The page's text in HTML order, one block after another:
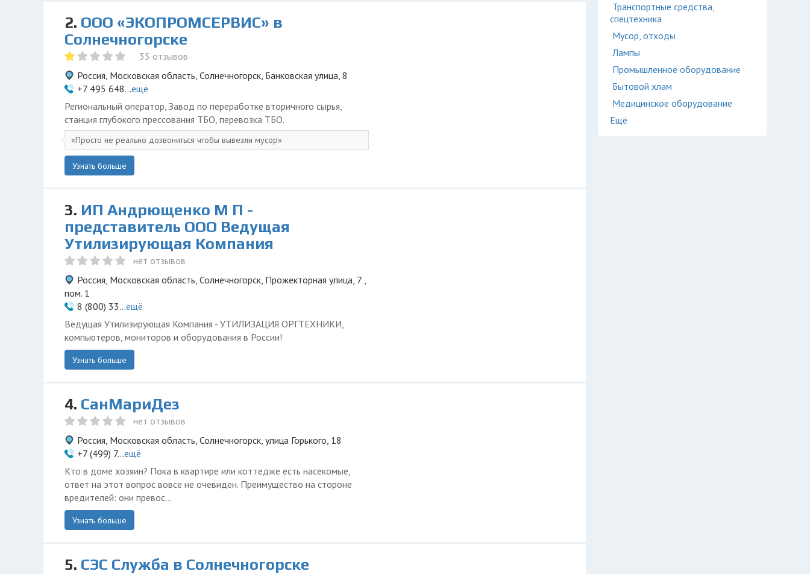
Транспортные средства,
спецтехника
Мусор, отходы
Лампы
Промышленное оборудование
Бытовой хлам
Медицинское оборудование
Ещё
2. ООО «ЭКОПРОМСЕРВИС» в
Солнечногорске
35 отзывов
Россия, Московская область, Солнечногорск, Банковская улица, 8
+7 495 648...ещё
Региональный оператор, Завод по переработке вторичного сырья,
станция глубокого прессования ТБО, перевозка ТБО.
Просто не реально дозвониться чтобы вывезли мусор
Узнать больше
3. ИП Андрющенко М П -
представитель ООО Ведущая
Утилизирующая Компания
нет отзывов
Россия, Московская область, Солнечногорск, Прожекторная улица, 7 ,
пом. 1
8 (800) 33...ещё
Ведущая Утилизирующая Компания - УТИЛИЗАЦИЯ ОРГТЕХНИКИ,
компьютеров, мониторов и оборудования в России!
Узнать больше
4. СанМариДез
нет отзывов
Россия, Московская область, Солнечногорск, улица Горького, 18
+7 (499) 7...ещё
Кто в доме хозяин? Пока в квартире или коттедже есть насекомые,
ответ на этот вопрос вовсе не очевиден. Преимущество на стороне
вредителей: они превос...
Узнать больше
5. СЭС Служба в Солнечногорске